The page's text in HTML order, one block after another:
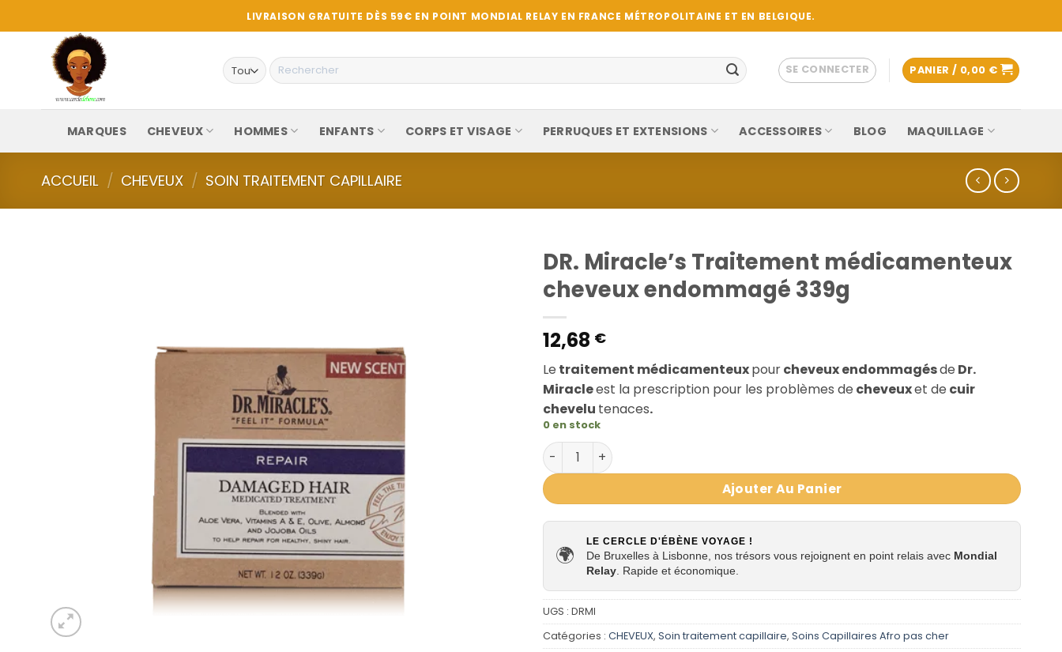
au
LIVRAISON GRATUITE DÈS 59€ EN POINT MONDIAL RELAY EN FRANCE MÉTROPOLITAINE ET EN BELGIQUE.
Recherche
pour :
SE CONNECTER PANIER / 0,00 €
MARQUES CHEVEUX HOMMES ENFANTS CORPS ET VISAGE PERRUQUES ET EXTENSIONS ACCESSOIRES BLOG MAQUILLAGE
ACCUEIL / CHEVEUX / SOIN TRAITEMENT CAPILLAIRE
DR. Miracle’s Traitement médicamenteux
cheveux endommagé 339g
12,68 €
Le traitement médicamenteuxpourcheveux endommagésde Dr.
Miracleest la prescription pour les problèmes de cheveuxet de cuir
chevelu tenaces.
0 en stock
quantité de DR. Miracle's Traitement médicamenteux cheveux endommagé 339g
Ajouter Au Panier
🌍
LE CERCLE D'ÉBÈNE VOYAGE !
De Bruxelles à Lisbonne, nos trésors vous rejoignent en point relais avec Mondial
Relay . Rapide et économique.
UGS : DRMI
Catégories : CHEVEUX, Soin traitement capillaire, Soins Capillaires Afro pas cher